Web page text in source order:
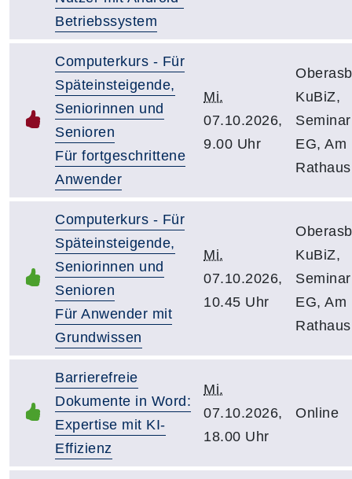
Betriebssystem
Computerkurs - Für
Späteinsteigende,
Seniorinnen und
Senioren
Für fortgeschrittene
Anwender
Mi.
07.10.2026,
9.00 Uhr
KuBiZ,
EG, Am
Computerkurs - Für
Späteinsteigende,
Seniorinnen und
Senioren
Für Anwender mit
Grundwissen
Mi.
07.10.2026,
10.45 Uhr
KuBiZ,
EG, Am
Barrierefreie
Dokumente in Word:
Expertise mit KI-
Effizienz
Mi.
07.10.2026,
18.00 Uhr
Online